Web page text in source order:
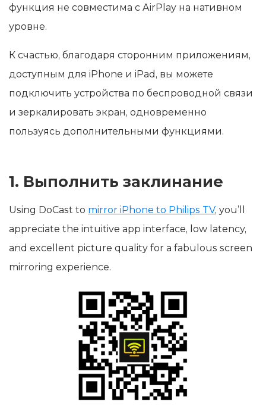
функция не совместима с AirPlay на нативном
уровне.
К счастью, благодаря сторонним приложениям,
доступным для iPhone и iPad, вы можете
подключить устройства по беспроводной связи
и зеркалировать экран, одновременно
пользуясь дополнительными функциями.
1. Выполнить заклинание
Using DoCast to mirror iPhone to Philips TV, you’ll
appreciate the intuitive app interface, low latency,
and excellent picture quality for a fabulous screen
mirroring experience.